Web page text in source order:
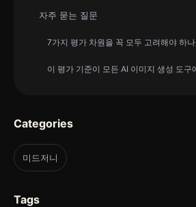
자주 묻는 질문
7가지 평가 차원을 꼭 모두 고려해야 하
이 평가 기준이 모든 AI 이미지 생성 도구
Categories
미드저니
Tags